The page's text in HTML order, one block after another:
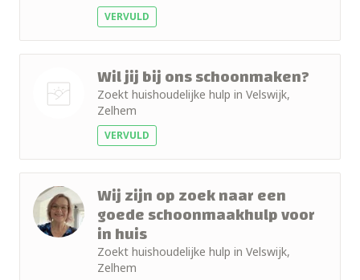
VERVULD
Wil jij bij ons schoonmaken?
Zoekt huishoudelijke hulp in Velswijk,
Zelhem
VERVULD
Wij zijn op zoek naar een
goede schoonmaakhulp voor
in huis
Zoekt huishoudelijke hulp in Velswijk,
Zelhem